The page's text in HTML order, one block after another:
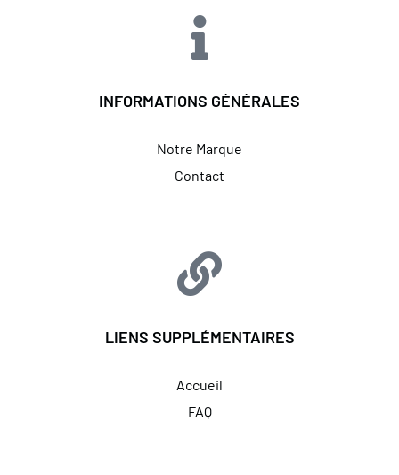
INFORMATIONS GÉNÉRALES
Notre Marque
Contact
LIENS SUPPLÉMENTAIRES
Accueil
FAQ